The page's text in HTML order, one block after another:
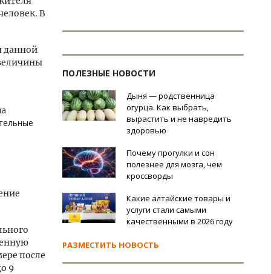
В
данной
после
9
ПОЛЕЗНЫЕ НОВОСТИ
Дыня — родственница
огурца. Как выбрать,
вырастить и не навредить
здоровью
Почему прогулки и сон
полезнее для мозга, чем
кроссворды
Какие алтайские товары и
услуги стали самыми
качественными в 2026 году
РАЗМЕСТИТЬ НОВОСТЬ